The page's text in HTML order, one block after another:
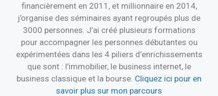
financièrement en 2011, et millionnaire en 2014,
j’organise des séminaires ayant regroupés plus de
3000 personnes. J’ai créé plusieurs formations
pour accompagner les personnes débutantes ou
expérimentées dans les 4 piliers d’enrichissements
que sont : l’immobilier, le business internet, le
business classique et la bourse. Cliquez ici pour en
savoir plus sur mon parcours